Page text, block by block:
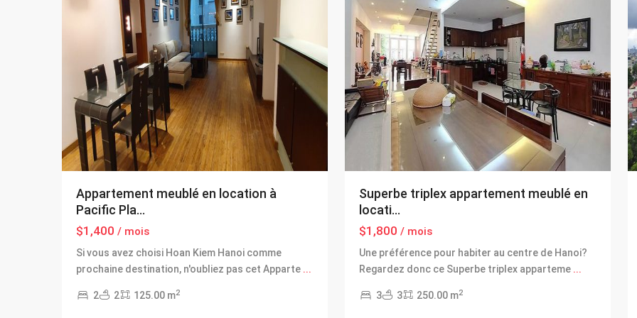
Appartement meublé en location à
Pacific Pla...
$1,400 / mois
Si vous avez choisi Hoan Kiem Hanoi comme
prochaine destination, n'oubliez pas cet Apparte ...
2 2 125.00 m2
Superbe triplex appartement meublé en
locati...
$1,800 / mois
Une préférence pour habiter au centre de Hanoi?
Regardez donc ce Superbe triplex apparteme ...
3 3 250.00 m2
Kiem,